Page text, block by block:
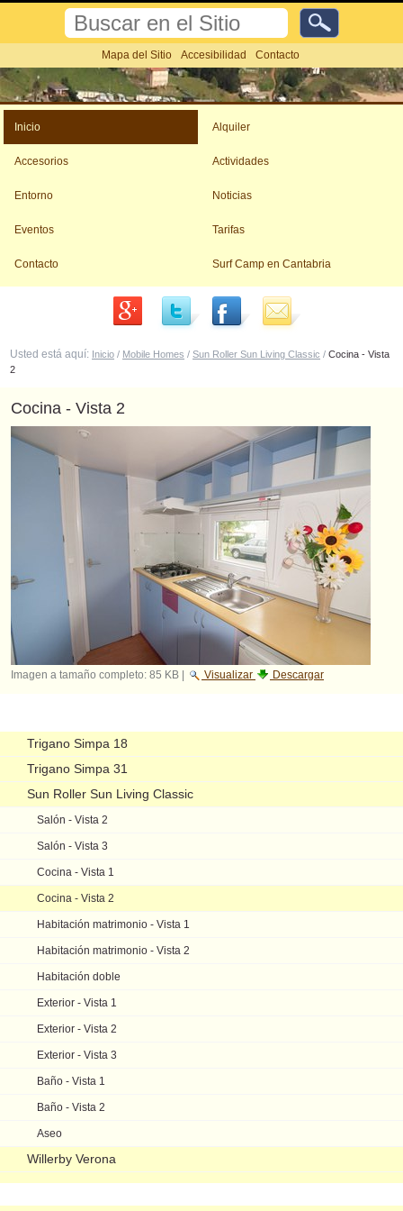
Buscar
Mapa del Sitio Accesibilidad Contacto
Inicio
Alquiler
Accesorios Actividades
Entorno Noticias
Eventos Tarifas
Contacto Surf Camp en Cantabria
Usted está aquí: Inicio / Mobile Homes /Sun Roller Sun Living Classic /Cocina - Vista
2
Cocina - Vista 2
Imagen a tamaño completo: 85 KB Visualizar Descargar
Trigano Simpa 18
Trigano Simpa 31
Sun Roller Sun Living Classic
Salón - Vista 2
Salón - Vista 3
Cocina - Vista 1
Cocina - Vista 2
Habitación matrimonio - Vista 1
Habitación matrimonio - Vista 2
Habitación doble
Exterior - Vista 1
Exterior - Vista 2
Exterior - Vista 3
Baño - Vista 1
Baño - Vista 2
Aseo
Willerby Verona